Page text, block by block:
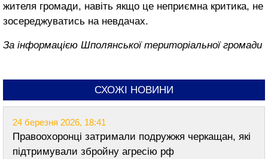
жителя громади, навіть якщо це неприємна критика, не
зосереджуватись на невдачах.
За інформацією Шполянської територіальної громади
СХОЖІ НОВИНИ
24 березня 2026, 18:41
Правоохоронці затримали подружжя черкащан, які
підтримували збройну агресію рф